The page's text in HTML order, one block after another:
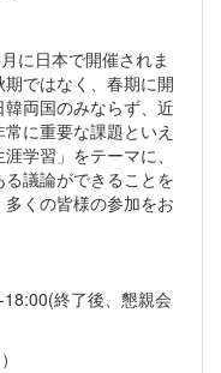
に日本で開催されま
ではなく、春期に開
両国のみならず、近
に重要な課題といえ
学習」をテーマに、
議論ができることを
くの皆様の参加をお
終了後、懇親会